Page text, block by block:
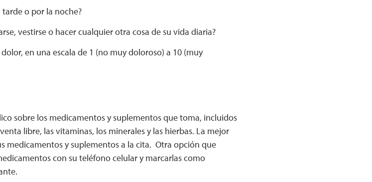
o por la noche?
vestirse o hacer cualquier otra cosa de su vida diaria?
en una escala de 1 (no muy doloroso) a 10 (muy
sobre los medicamentos y suplementos que toma, incluidos
libre, las vitaminas, los minerales y las hierbas. La mejor
medicamentos y suplementos a la cita. Otra opción que
con su teléfono celular y marcarlas como